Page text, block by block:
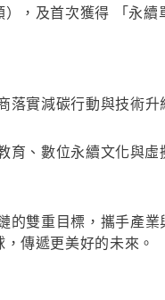
，及首次獲得 「永
實減碳行動與技術升
、數位永續文化與
雙重目標，攜手產
傳遞更美好的未來。